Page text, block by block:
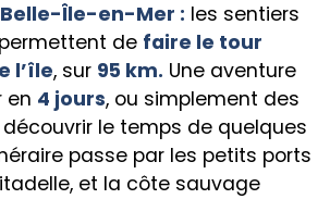
Île-en-Mer : les sentiers
de faire le tour
l’île, sur 95 km. Une aventure
en 4 jours, ou simplement des
le temps de quelques
passe par les petits ports
et la côte sauvage